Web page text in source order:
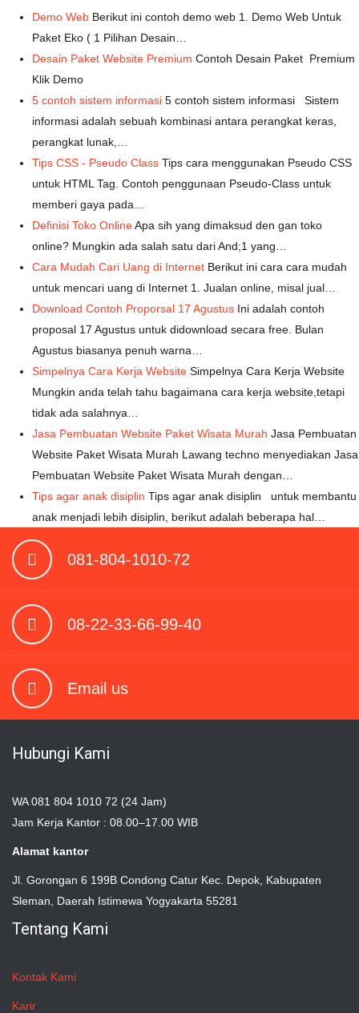
Demo Web Berikut ini contoh demo web 1. Demo Web Untuk
Paket Eko ( 1 Pilihan Desain…
Desain Paket Website Premium Contoh Desain Paket Premium
Klik Demo
5 contoh sistem informasi 5 contoh sistem informasi Sistem
informasi adalah sebuah kombinasi antara perangkat keras,
perangkat lunak,…
Tips CSS - Pseudo Class Tips cara menggunakan Pseudo CSS
untuk HTML Tag. Contoh penggunaan Pseudo-Class untuk
memberi gaya pada…
Definisi Toko OnlineApa sih yang dimaksud den gan toko
online? Mungkin ada salah satu dari And;1 yang…
Cara Mudah Cari Uang di Internet Berikut ini cara cara mudah
untuk mencari uang di Internet 1. Jualan online, misal jual…
Download Contoh Proporsal 17 Agustus Ini adalah contoh
proposal 17 Agustus untuk didownload secara free. Bulan
Agustus biasanya penuh warna…
Simpelnya Cara Kerja Website Simpelnya Cara Kerja Website
Mungkin anda telah tahu bagaimana cara kerja website,tetapi
tidak ada salahnya…
Jasa Pembuatan Website Paket Wisata Murah Jasa Pembuatan
Website Paket Wisata Murah Lawang techno menyediakan Jasa
Pembuatan Website Paket Wisata Murah dengan…
Tips agar anak disiplin Tips agar anak disiplin untuk membantu
anak menjadi lebih disiplin, berikut adalah beberapa hal…
081-804-1010-72
08-22-33-66-99-40
Email us
Hubungi Kami
WA 081 804 1010 72 (24 Jam)
Jam Kerja Kantor : 08.00–17.00 WIB
Alamat kantor
Jl. Gorongan 6 199B Condong Catur Kec. Depok, Kabupaten
Sleman, Daerah Istimewa Yogyakarta 55281
Tentang Kami
Kontak Kami
Karir